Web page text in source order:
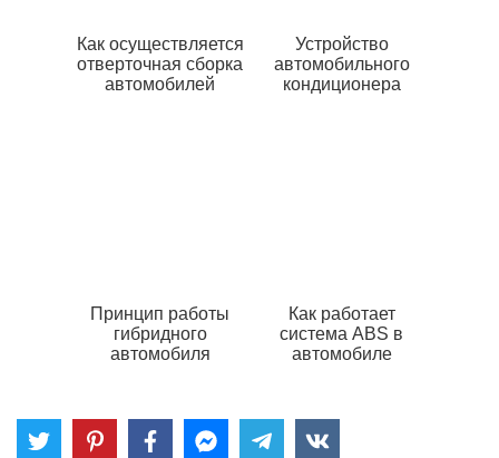
Как осуществляется
отверточная сборка
автомобилей
Устройство
автомобильного
кондиционера
Принцип работы
гибридного
автомобиля
Как работает
система ABS в
автомобиле